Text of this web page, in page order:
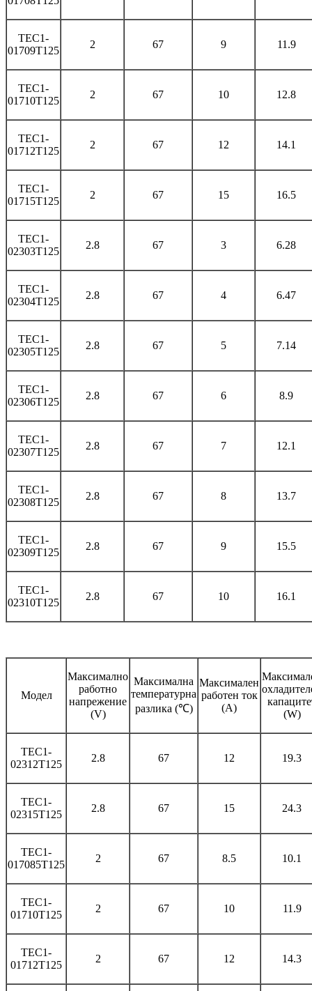
TEC1-
01709T125
2 67 9 11.9
TEC1-
01710T125
2 67 10 12.8
TEC1-
01712T125
2 67 12 14.1
TEC1-
01715T125
2 67 15 16.5
TEC1-
02303T125
2.8 67 3 6.28
TEC1-
02304T125
2.8 67 4 6.47
TEC1-
02305T125
2.8 67 5 7.14
TEC1-
02306T125
2.8 67 6 8.9
TEC1-
02307T125
2.8 67 7 12.1
TEC1-
02308T125
2.8 67 8 13.7
TEC1-
02309T125
2.8 67 9 15.5
TEC1-
02310T125
2.8 67 10 16.1
Модел
Максимално
работно
напрежение
(V)
Максимална
температурна
разлика (℃)
Максимален
работен ток
(A)
(W)
TEC1-
02312T125
2.8 67 12 19.3
TEC1-
02315T125
2.8 67 15 24.3
TEC1-
017085T125
2 67 8.5 10.1
TEC1-
01710T125
2 67 10 11.9
TEC1-
01712T125
2 67 12 14.3